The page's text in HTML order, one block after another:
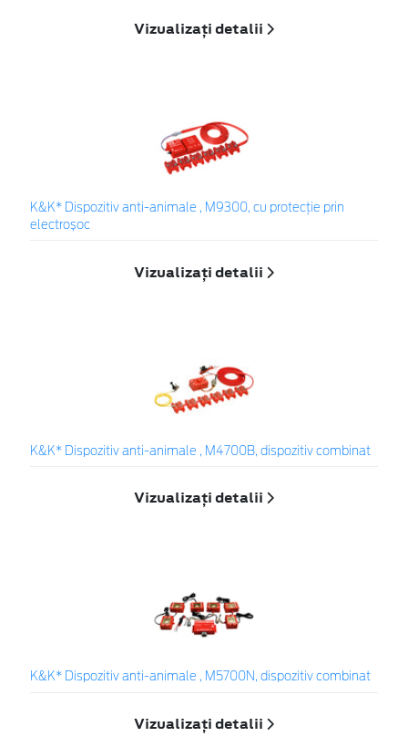
Vizualizați detalii
K&K* Dispozitiv anti-animale , M9300, cu protecție prin
electroșoc
Vizualizați detalii
K&K* Dispozitiv anti-animale , M4700B, dispozitiv combinat
Vizualizați detalii
K&K* Dispozitiv anti-animale , M5700N, dispozitiv combinat
Vizualizați detalii